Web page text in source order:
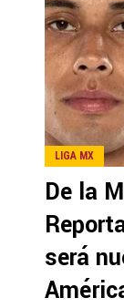
LIGA MX
De la
será